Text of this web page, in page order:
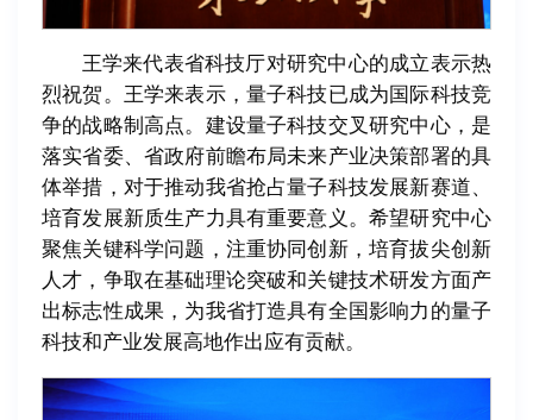
王学来代表省科技厅对研究中心的成立表示热
烈祝贺。王学来表示，量子科技已成为国际科技竞
争的战略制高点。建设量子科技交叉研究中心，是
落实省委、省政府前瞻布局未来产业决策部署的具
体举措，对于推动我省抢占量子科技发展新赛道、
培育发展新质生产力具有重要意义。希望研究中心
聚焦关键科学问题，注重协同创新，培育拔尖创新
人才，争取在基础理论突破和关键技术研发方面产
出标志性成果，为我省打造具有全国影响力的量子
科技和产业发展高地作出应有贡献。